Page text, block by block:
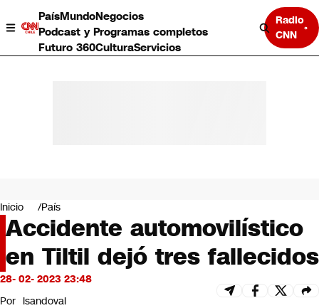
PaísMundoNegocios
Podcast y Programas completos
Futuro 360CulturaServicios
Radio
CNN
Negocios
Deportes
Programas completos
Cultura
Servicios
Bits
CNN Data
Inicio País
Accidente automovilístico
en Tiltil dejó tres fallecidos
28- 02- 2023 23:48
Por lsandoval